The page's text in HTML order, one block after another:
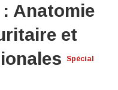
: Anatomie
et
Spécial